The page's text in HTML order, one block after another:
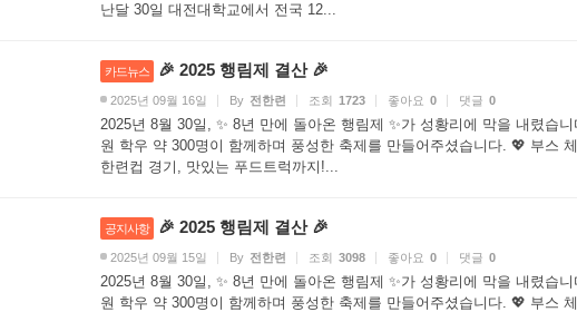
난달 30일 대전대학교에서 전국 12...
카드뉴스 🎉 2025 행림제 결산 🎉
2025년 09월 16일 By 전한련 조회 1723 좋아요 0 댓글 0
2025년 8월 30일, ✨ 8년 만에 돌아온 행림제 ✨가 성황리에 막을 내렸습
원 학우 약 300명이 함께하며 풍성한 축제를 만들어주셨습니다. 💖 부스
한련컵 경기, 맛있는 푸드트럭까지!...
공지사항 🎉 2025 행림제 결산 🎉
2025년 09월 15일 By 전한련 조회 3098 좋아요 0 댓글 0
2025년 8월 30일, ✨ 8년 만에 돌아온 행림제 ✨가 성황리에 막을 내렸습
원 학우 약 300명이 함께하며 풍성한 축제를 만들어주셨습니다. 💖 부스